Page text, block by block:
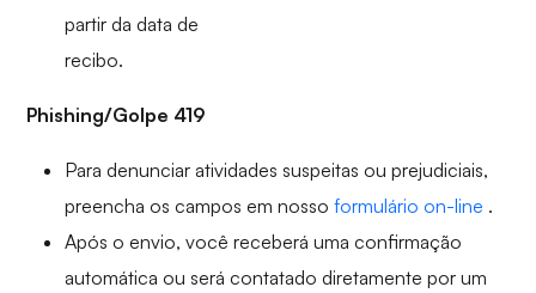
partir da data de
recibo.
Phishing/Golpe 419
Para denunciar atividades suspeitas ou prejudiciais,
preencha os campos em nosso formulário on-line .
Após o envio, você receberá uma confirmação
automática ou será contatado diretamente por um